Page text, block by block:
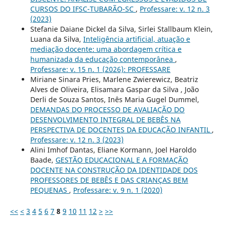
CURSOS DO IFSC-TUBARÃO-SC , Professare: v. 12 n. 3
(2023)
Stefanie Daiane Dickel da Silva, Sirlei Stallbaum Klein,
Luana da Silva, Inteligência artificial, atuação e
mediação docente: uma abordagem crítica e
humanizada da educação contemporânea ,
Professare: v. 15 n. 1 (2026): PROFESSARE
Miriane Sinara Pries, Marlene Zwierewicz, Beatriz
Alves de Oliveira, Elisamara Gaspar da Silva , João
Derli de Souza Santos, Inês Maria Gugel Dummel,
DEMANDAS DO PROCESSO DE AVALIAÇÃO DO
DESENVOLVIMENTO INTEGRAL DE BEBÊS NA
PERSPECTIVA DE DOCENTES DA EDUCAÇÃO INFANTIL ,
Professare: v. 12 n. 3 (2023)
Alini Imhof Dantas, Eliane Kormann, Joel Haroldo
Baade, GESTÃO EDUCACIONAL E A FORMAÇÃO
DOCENTE NA CONSTRUÇÃO DA IDENTIDADE DOS
PROFESSORES DE BEBÊS E DAS CRIANÇAS BEM
PEQUENAS , Professare: v. 9 n. 1 (2020)
<< < 3 4 5 6 7 8 9 10 11 12 > >>